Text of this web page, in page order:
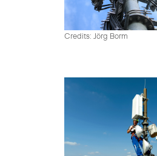
Credits: Jörg Borm